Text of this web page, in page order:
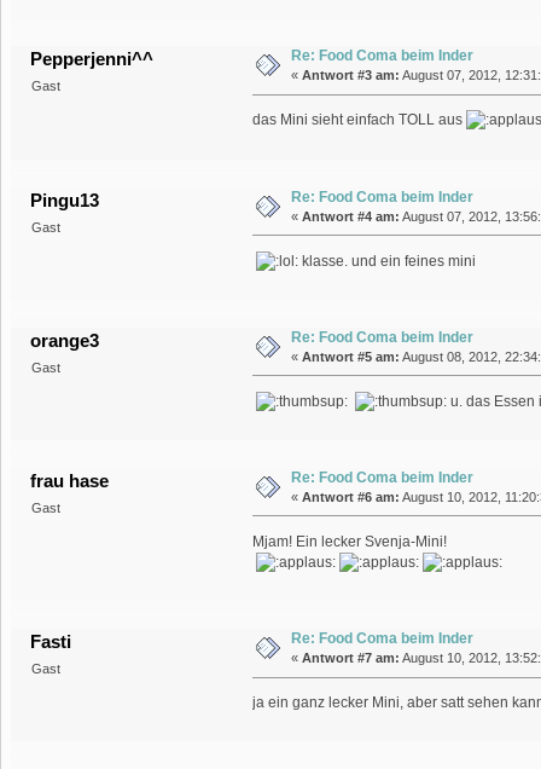
Pepperjenni^^
Gast
Re: Food Coma beim Inder
« Antwort #3 am: August 07, 2012,
das Mini sieht einfach TOLL aus
Pingu13
Gast
Re: Food Coma beim Inder
« Antwort #4 am: August 07, 2012,
klasse. und ein feines mini
orange3
Gast
Re: Food Coma beim Inder
« Antwort #5 am: August 08, 2012,
u. das Essen
frau hase
Gast
Re: Food Coma beim Inder
« Antwort #6 am: August 10, 2012,
Mjam! Ein lecker Svenja-Mini!
Fasti
Gast
Re: Food Coma beim Inder
« Antwort #7 am: August 10, 2012,
ja ein ganz lecker Mini, aber satt sehen